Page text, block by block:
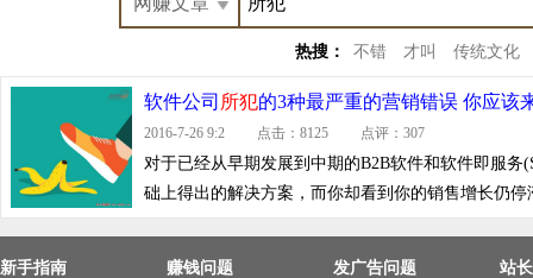
热搜： 不错 才叫 传统文化
软件公司 所犯的3种最严重的营销错误 你应该
2016-7-26 9:2 点击：8125 点评：307
对于已经从早期发展到中期的B2B软件和软件即服
础上得出的解决方案，而你却看到你的销售增长仍停
新手指南 赚钱问题 发广告问题 站